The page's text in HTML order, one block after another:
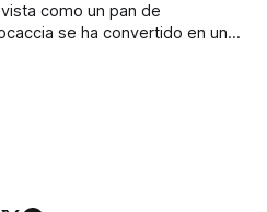
como un pan de
se ha convertido en uno
y experiencias que